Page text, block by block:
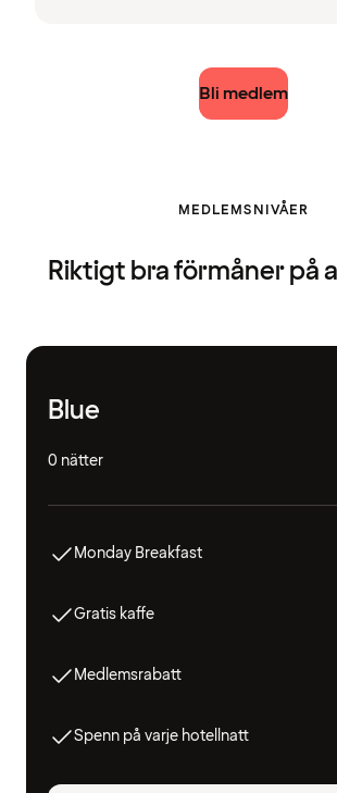
Bli medlem
MEDLEMSNIVÅER
Riktigt bra förmåner på
Blue
0 nätter
Monday Breakfast
Gratis kaffe
Medlemsrabatt
Spenn på varje hotellnatt